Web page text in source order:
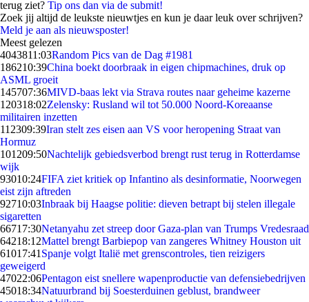
terug ziet? Tip ons dan via de submit!
Zoek jij altijd de leukste nieuwtjes en kun je daar leuk over schrijven?
Meld je aan als nieuwsposter!
Meest gelezen
4043811:03Random Pics van de Dag #1981
186210:39China boekt doorbraak in eigen chipmachines, druk op
ASML groeit
145707:36MIVD-baas lekt via Strava routes naar geheime kazerne
120318:02Zelensky: Rusland wil tot 50.000 Noord-Koreaanse
militairen inzetten
112309:39Iran stelt zes eisen aan VS voor heropening Straat van
Hormuz
101209:50Nachtelijk gebiedsverbod brengt rust terug in Rotterdamse
wijk
93010:24FIFA ziet kritiek op Infantino als desinformatie, Noorwegen
eist zijn aftreden
92710:03Inbraak bij Haagse politie: dieven betrapt bij stelen illegale
sigaretten
66717:30Netanyahu zet streep door Gaza-plan van Trumps Vredesraad
64218:12Mattel brengt Barbiepop van zangeres Whitney Houston uit
61017:41 Spanje volgt Italië met grenscontroles, tien reizigers
geweigerd
47022:06Pentagon eist snellere wapenproductie van defensiebedrijven
45018:34Natuurbrand bij Soesterduinen geblust, brandweer